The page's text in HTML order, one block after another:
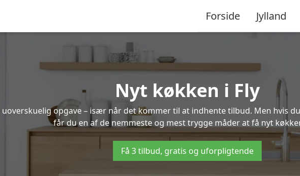
Forside Jylland
Nyt køkken i Fly
opgave – især når det kommer til at indhente tilbud. Men hvis
får du en af de nemmeste og mest trygge måder at få nyt
Få 3 tilbud, gratis og uforpligtende